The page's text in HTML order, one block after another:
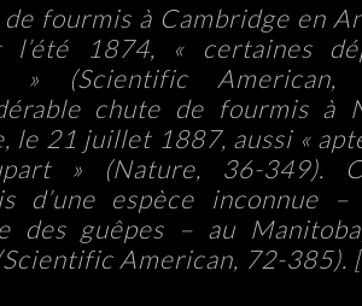
de fourmis à Cambridge en
l’été 1874, « certaines
» (Scientific American,
chute de fourmis à
le 21 juillet 1887, aussi «
» (Nature, 36-349).
d’une espèce inconnue –
des guêpes – au
American, 72-385).